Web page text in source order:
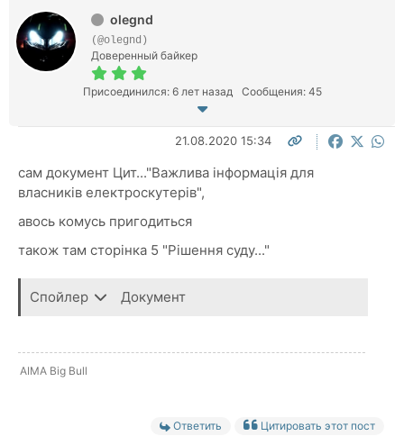
olegnd
(@olegnd)
Доверенный байкер
Присоединился: 6 лет назад Сообщения: 45
21.08.2020 15:34
сам документ Цит..."Важлива інформація для
власників електроскутерів",
авось комусь пригодиться
також там сторінка 5 "Рішення суду..."
Спойлер Документ
AIMA Big Bull
Ответить Цитировать этот пост